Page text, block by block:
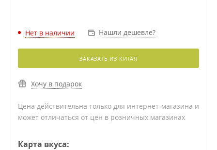
Нет в наличии Нашли дешевле?
ЗАКАЗАТЬ ИЗ КИТАЯ
Хочу в подарок
Цена действительна только для интернет-магазина и
может отличаться от цен в розничных магазинах
Карта вкуса: